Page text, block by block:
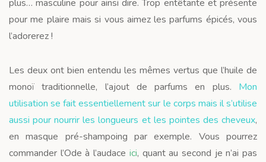
plus… masculine pour ainsi dire. Trop entêtante et présente
pour me plaire mais si vous aimez les parfums épicés, vous
l’adorerez !
Les deux ont bien entendu les mêmes vertus que l’huile de
monoï traditionnelle, l’ajout de parfums en plus. Mon
utilisation se fait essentiellement sur le corps mais il s’utilise
aussi pour nourrir les longueurs et les pointes des cheveux,
en masque pré-shampoing par exemple. Vous pourrez
commander l’Ode à l’audace ici, quant au second je n’ai pas